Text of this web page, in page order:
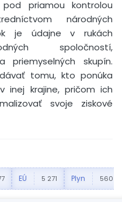
priamou kontrolou
národných
je údajne v rukách
spoločností,
priemyselných skupín.
tomu, kto ponúka
inej krajine, pričom ich
svoje ziskové
EÚ 5 271 Plyn 560